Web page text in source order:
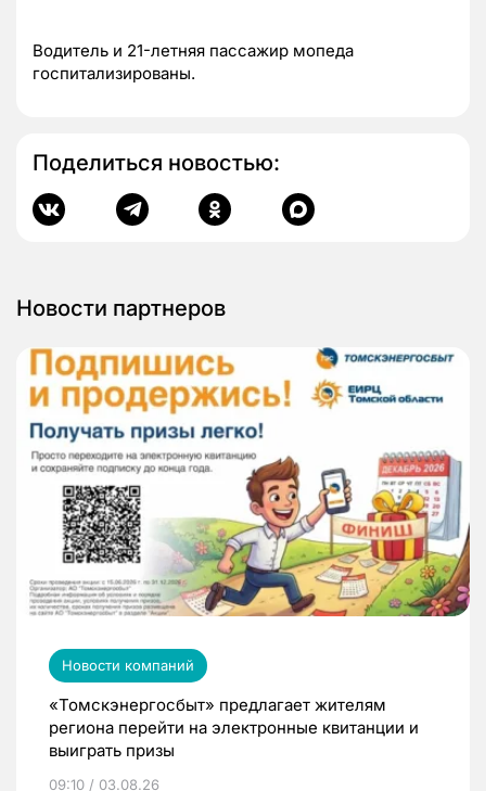
Водитель и 21-летняя пассажир мопеда
госпитализированы.
Поделиться новостью:
Новости партнеров
Новости компаний
«Томскэнергосбыт» предлагает жителям
региона перейти на электронные квитанции и
выиграть призы
09:10 / 03.08.26